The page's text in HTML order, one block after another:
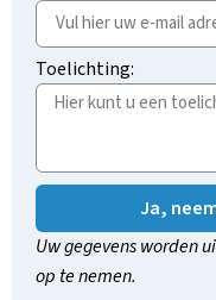
Toelichting:
Ja,
Uw gegevens worden
op te nemen.